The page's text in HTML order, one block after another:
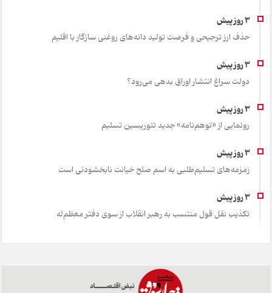
حذف ارز ترجیحی و فرصت تولید دانه‌های روغنی سازگار با اقلیم
دولت سراغ انتشار اوراق بدهی می‌رود؟
رونمایی از «توهم‌نامه» جدید تئور‌یسین تسلیم
زمزمه‌های تسلیم‌طلبی به اسم صلح خیانت نابخشودنی است
تکذیب نقل قول منتسب به رهبر انقلاب از سوی دفتر معظم‌له